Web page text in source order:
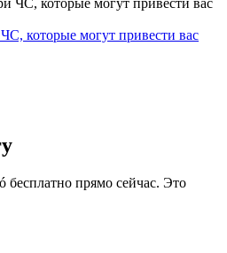
которые могут привести вас
бесплатно прямо сейчас. Это